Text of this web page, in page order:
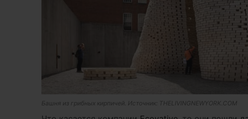
Башня из грибных кирпичей. Источник: THELIVINGNEWYORK.COM